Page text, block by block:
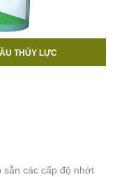
THỦY LỰC
sẵn các cấp độ nhớt